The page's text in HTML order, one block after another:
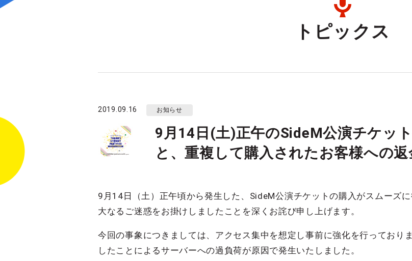
トピックス
2019.09.16 お知らせ
9月14日(土)正午のSideM公演チケッ
と、重複して購入されたお客様への
9月14日（土）正午頃から発生した、SideM公演チケットの購入がスムーズ
大なるご迷惑をお掛けしましたことを深くお詫び申し上げます。
今回の事象につきましては、アクセス集中を想定し事前に強化を行っており
したことによるサーバーへの過負荷が原因で発生いたしました。